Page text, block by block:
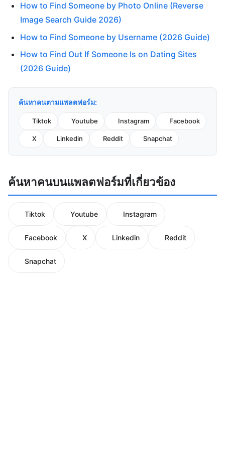
How to Find Someone by Photo Online (Reverse
Image Search Guide 2026)
How to Find Someone by Username (2026 Guide)
How to Find Out If Someone Is on Dating Sites
(2026 Guide)
ค้นหาคนตามแพลตฟอร์ม:
Tiktok Youtube Instagram Facebook
X Linkedin Reddit Snapchat
ค้นหาคนบนแพลตฟอร์มที่เกี่ยวข้อง
Tiktok Youtube Instagram
Facebook X Linkedin Reddit
Snapchat